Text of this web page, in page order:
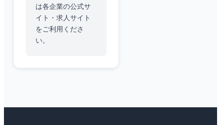
は各企業の公式サ
イト・求人サイト
をご利用くださ
い。